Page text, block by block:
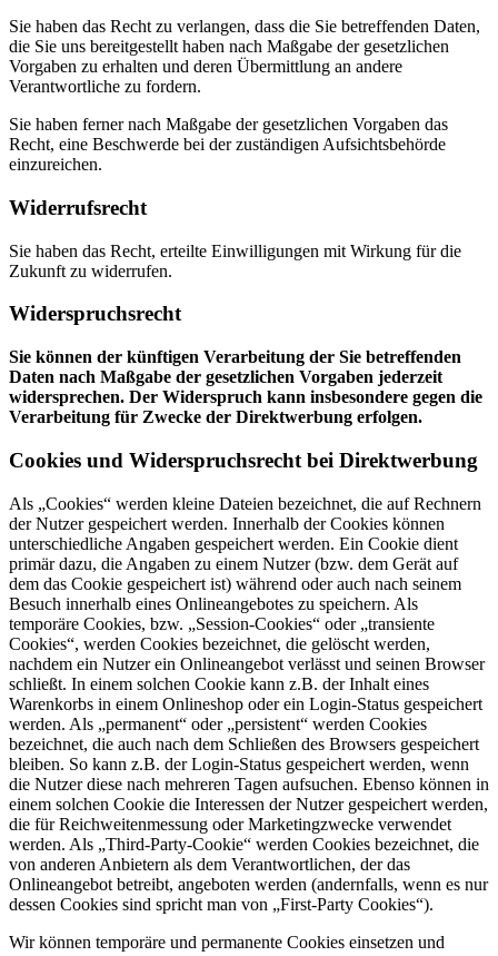
Sie haben das Recht zu verlangen, dass die Sie betreffenden Daten,
die Sie uns bereitgestellt haben nach Maßgabe der gesetzlichen
Vorgaben zu erhalten und deren Übermittlung an andere
Verantwortliche zu fordern.
Sie haben ferner nach Maßgabe der gesetzlichen Vorgaben das
Recht, eine Beschwerde bei der zuständigen Aufsichtsbehörde
einzureichen.
Widerrufsrecht
Sie haben das Recht, erteilte Einwilligungen mit Wirkung für die
Zukunft zu widerrufen.
Widerspruchsrecht
Sie können der künftigen Verarbeitung der Sie betreffenden
Daten nach Maßgabe der gesetzlichen Vorgaben jederzeit
widersprechen. Der Widerspruch kann insbesondere gegen die
Verarbeitung für Zwecke der Direktwerbung erfolgen.
Cookies und Widerspruchsrecht bei Direktwerbung
Als „Cookies“ werden kleine Dateien bezeichnet, die auf Rechnern
der Nutzer gespeichert werden. Innerhalb der Cookies können
unterschiedliche Angaben gespeichert werden. Ein Cookie dient
primär dazu, die Angaben zu einem Nutzer (bzw. dem Gerät auf
dem das Cookie gespeichert ist) während oder auch nach seinem
Besuch innerhalb eines Onlineangebotes zu speichern. Als
temporäre Cookies, bzw. „Session-Cookies“ oder „transiente
Cookies“, werden Cookies bezeichnet, die gelöscht werden,
nachdem ein Nutzer ein Onlineangebot verlässt und seinen Browser
schließt. In einem solchen Cookie kann z.B. der Inhalt eines
Warenkorbs in einem Onlineshop oder ein Login-Status gespeichert
werden. Als „permanent“ oder „persistent“ werden Cookies
bezeichnet, die auch nach dem Schließen des Browsers gespeichert
bleiben. So kann z.B. der Login-Status gespeichert werden, wenn
die Nutzer diese nach mehreren Tagen aufsuchen. Ebenso können in
einem solchen Cookie die Interessen der Nutzer gespeichert werden,
die für Reichweitenmessung oder Marketingzwecke verwendet
werden. Als „Third-Party-Cookie“ werden Cookies bezeichnet, die
von anderen Anbietern als dem Verantwortlichen, der das
Onlineangebot betreibt, angeboten werden (andernfalls, wenn es nur
dessen Cookies sind spricht man von „First-Party Cookies“).
Wir können temporäre und permanente Cookies einsetzen und